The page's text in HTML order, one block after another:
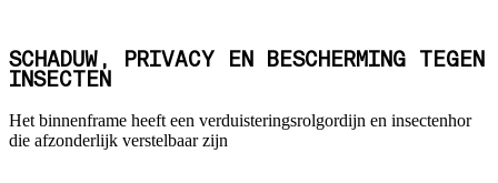
SCHADUW, PRIVACY EN BESCHERMING TEGEN
INSECTEN
Het binnenframe heeft een verduisteringsrolgordijn en insectenhor
die afzonderlijk verstelbaar zijn